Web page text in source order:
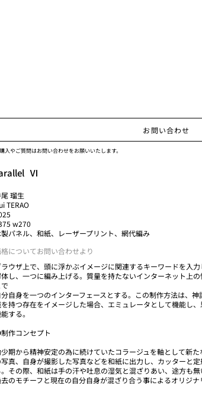
お問い合わせ
入やご質問はお問い合わせをお願いいたします。
Ⅵ
瑠生
TERAO
w270
パネル、和紙、レーザープリント、網代編み
についてお問い合わせより
ラウザ上で、頭に浮かぶイメージに関連するキーワードを入
し、一つに編み上げる。質量を持たないインターネット上
分自身を一つのインターフェースとする。この制作方法は、
持つ存在をイメージした場合、エミュレータとして機能し
する。
作コンセプト
期から精神安定の為に続けていたコラージュを軸として新
写真、自身が撮影した写真などを和紙に出力し、カッターと
。その際、和紙は手の汗や吐息の湿気と混ざりあい、途方も
のモチーフと現在の自分自身が混ざり合う事によるオリジナ